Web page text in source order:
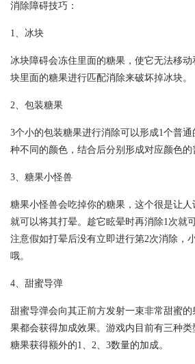
消除障碍技巧：
1、冰块
冰块障碍会冻住里面的糖果，使它无法移
块里面的糖果进行匹配消除来破坏掉冰块。
2、包装糖果
3个小的包装糖果进行消除可以形成1个普
种不同的颜色，结合后分别形成对应颜色的
3、糖果小怪兽
糖果小怪兽会吃掉你的糖果，这个很是让
就可以将其打晕。趁它眩晕时再消除1次就
注意假如打晕后没有立即进行第2次消除，
哦。
4、甜蜜导弹
甜蜜导弹会向其正前方发射一束非常甜蜜
果都会获得加成效果。游戏内目前有三种
糖果获得额外的1、2、3数量的加成。